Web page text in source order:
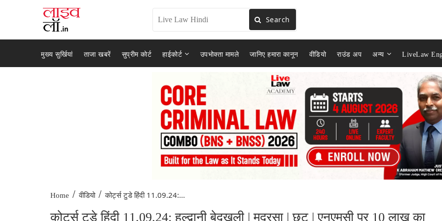
Search
मुख्य सुर्खियां ताजा खबरें सुप्रीम कोर्ट हाईकोर्ट उपभोक्ता मामले जानिए हमारा कानून वीडियो राउंड अप अन्य LiveLaw
Home / वीडियो / कोर्ट्स टुडे हिंदी 11.09.24:...
कोर्ट्स टुडे हिंदी 11.09.24: हल्द्वानी बेदखली | मदरसा | छूट | एनएमसी पर 10 लाख का